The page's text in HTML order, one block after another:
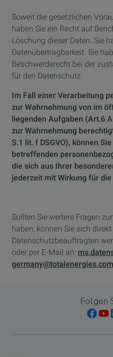
Soweit die gesetzlichen
haben Sie ein Recht auf
Löschung dieser Daten. Sie
Datenübertragbarkeit. Sie
Beschwerderecht bei der
für den Datenschutz.
Im Fall einer Verarbeitung
zur Wahrnehmung von im
liegenden Aufgaben (Art.6
zur Wahrnehmung
S.1 lit. f DSGVO), können
betreffenden
die sich aus Ihrer
jederzeit mit Wirkung für
Sollten Sie weitere Fragen
haben, können Sie sich
Datenschutzbeauftragten
oder per E-Mail an:
germany@totalenergies.com
Folgen